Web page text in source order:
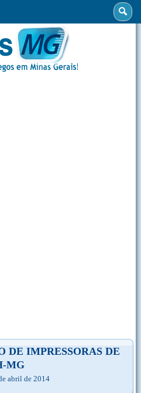
IMPRESSORAS DE
MG
abril de 2014